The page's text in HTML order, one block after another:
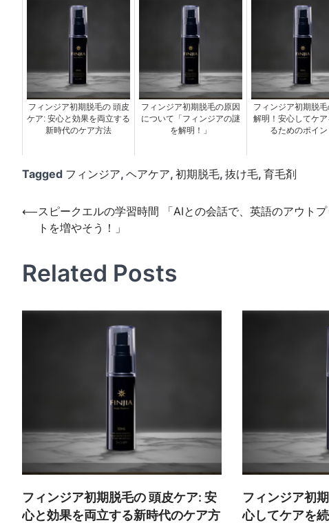
フィンジア初期脱毛の 頭皮
ケア: 安心と効果を両立する
新時代のケア方法
フィンジア初期脱毛の原因
について「フィンジアの謎
を解明！」
フィンジア初期脱
解明！安心してケア
るためのポイン
Tagged フィンジア, ヘアケア, 初期脱毛, 抜け毛, 育毛剤
投
ビ
⟵スピークエルの学習時間 「AIとの会話で、英語のアウトプ
トを増やそう！」
Related Posts
フィンジア初期脱毛の 頭皮ケア: 安
心と効果を両立する新時代のケア方
フィンジア初
心してケアを